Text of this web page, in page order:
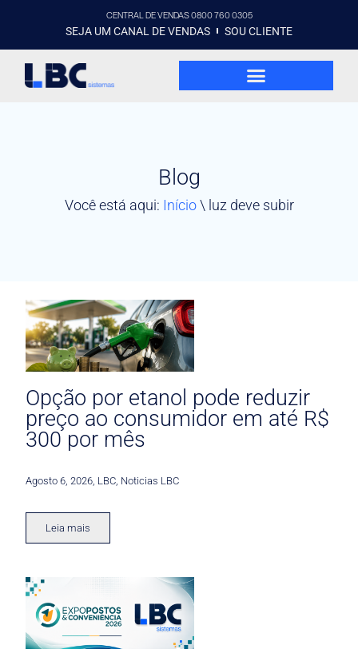
CENTRAL DE VENDAS 0800 760 0305
SEJA UM CANAL DE VENDAS SOU CLIENTE
Blog
Você está aqui: Início\ luz deve subir
Opção por etanol pode reduzir
preço ao consumidor em até R$
300 por mês
Agosto 6, 2026 LBC Noticias LBC
Leia mais